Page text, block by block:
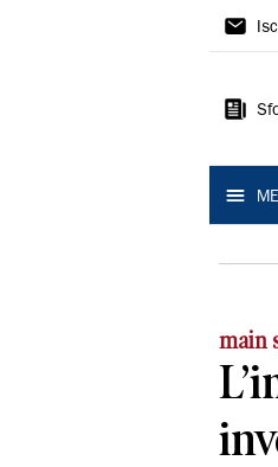
La
main